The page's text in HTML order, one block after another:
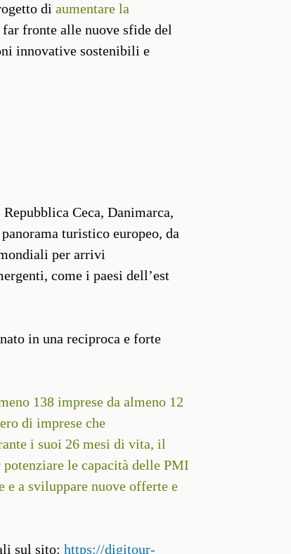
di aumentare la
far fronte alle nuove sfide del
innovative sostenibili e
Ceca, Danimarca,
turistico europeo, da
per arrivi
come i paesi dell’est
in una reciproca e forte
138 imprese da almeno 12
di imprese che
i suoi 26 mesi di vita, il
le capacità delle PMI
a sviluppare nuove offerte e
sul sito: https://digitour-